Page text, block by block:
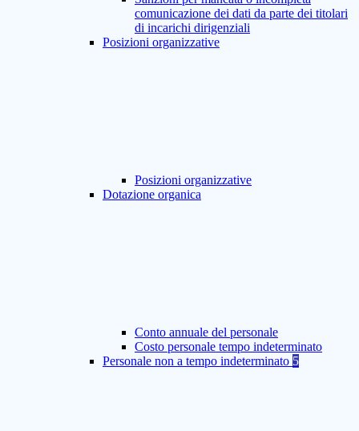
comunicazione dei dati da parte dei titolari
di incarichi dirigenziali
Posizioni organizzative
Posizioni organizzative
Dotazione organica
Conto annuale del personale
Costo personale tempo indeterminato
Personale non a tempo indeterminato 5